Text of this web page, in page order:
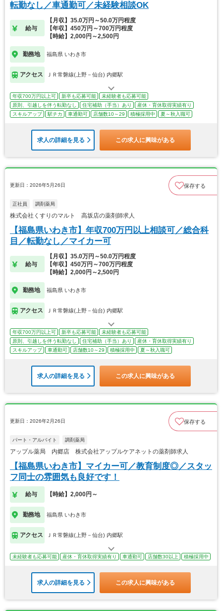
転勤なし／車通勤可／未経験相談OK
給与
【月収】35.0万円～50.0万円程度
【年収】450万円～700万円程度
【時給】2,000円～2,500円
勤務地 福島県 いわき市
アクセス ＪＲ常磐線(上野－仙台) 内郷駅
年収700万円以上可 新卒も応募可能
未経験者も応募可能
原則、引越しを伴う転勤なし
住宅補助（手当）あり
産休・育休取得実績有り
スキルアップ
駅チカ 車通勤可 店舗数10～29 積極採用中 夏～秋入職可
求人の詳細を見る この求人に興味がある
更新日：2026年5月26日 保存する
正社員 調剤薬局
株式会社くすりのマルト 高坂店の薬剤師求人
【福島県いわき市】年収700万円以上相談可／総合科
目／転勤なし／マイカー可
給与
【月収】35.0万円～50.0万円程度
【年収】450万円～700万円程度
【時給】2,000円～2,500円
勤務地 福島県 いわき市
アクセス ＪＲ常磐線(上野－仙台) 内郷駅
年収700万円以上可 新卒も応募可能
未経験者も応募可能
原則、引越しを伴う転勤なし
住宅補助（手当）あり
産休・育休取得実績有り
スキルアップ
車通勤可 店舗数10～29 積極採用中 夏～秋入職可
求人の詳細を見る この求人に興味がある
更新日：2026年2月26日 保存する
パート・アルバイト 調剤薬局
アップル薬局 内郷店 株式会社アップルケアネットの薬剤師求人
【福島県いわき市】マイカー可／教育制度◎／スタッ
フ同士の雰囲気も良好です！
給与 【時給】2,000円～
勤務地 福島県 いわき市
アクセス ＪＲ常磐線(上野－仙台) 内郷駅
未経験者も応募可能 産休・育休取得実績有り 車通勤可 店舗数30以上 積極採用中
求人の詳細を見る この求人に興味がある